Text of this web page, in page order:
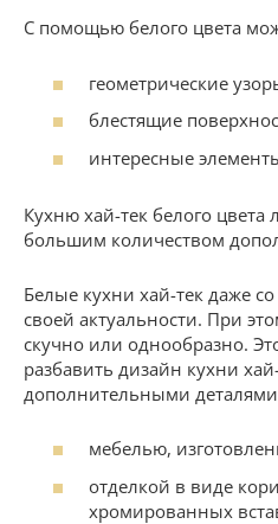
С помощью белого цвета
геометрические
блестящие
интересные
Кухню хай-тек белого цвета
большим количеством
Белые кухни хай-тек даже
своей актуальности. При
скучно или однообразно.
разбавить дизайн кухни
дополнительными
мебелью,
отделкой в виде
хромированных